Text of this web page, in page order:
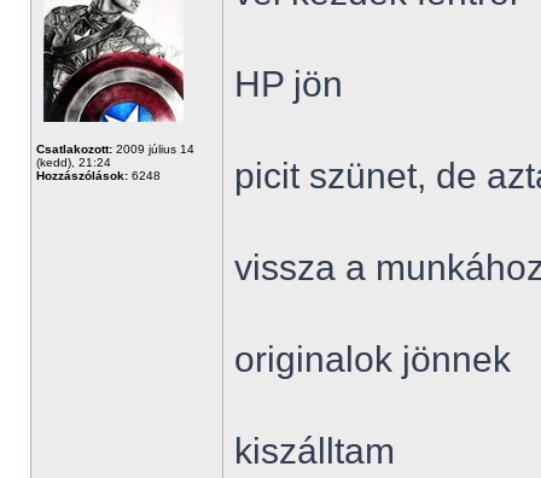
Csatlakozott: 2009 július 14
(kedd), 21:24
Hozzászólások: 6248
HP jön
picit szünet, de
vissza a
originalok jönnek
kiszálltam